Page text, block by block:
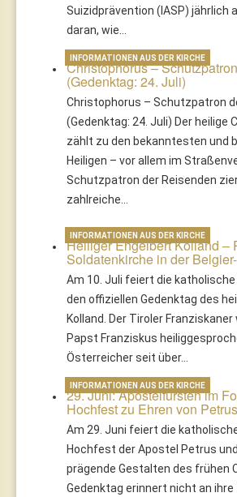
Suizidprävention (IASP) jährlich
daran, wie…
Christophorus –
(Gedenktag: 24. Juli)
Christophorus – Schutzpatron
(Gedenktag: 24. Juli) Der heilige
zählt zu den bekanntesten und
Heiligen – vor allem im
Schutzpatron der Reisenden
zahlreiche…
INFORMATIONEN AUS DER KIRCHE
Heiliger Engelbert Kolland –
Soldatenkirche in der
Am 10. Juli feiert die
den offiziellen Gedenktag des
Kolland. Der Tiroler
Papst Franziskus
Österreicher seit über…
INFORMATIONEN AUS DER KIRCHE
29. Juni: Apostelfürsten im
Hochfest zu Ehren von
Am 29. Juni feiert die
Hochfest der Apostel Petrus
prägende Gestalten des frühen
Gedenktag erinnert nicht an ihre
INFORMATIONEN AUS DER KIRCHE